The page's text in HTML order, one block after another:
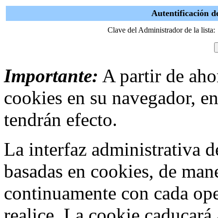
Autentificación
Clave del Administrador de la lista:
Importante: A partir de
cookies en su navegador,
tendrán efecto.
La interfaz administrativa
basadas en cookies, de
continuamente con cada